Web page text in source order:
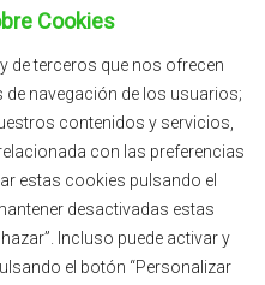
Cookies
de terceros que nos ofrecen
navegación de los usuarios;
contenidos y servicios,
con las preferencias
estas cookies pulsando el
desactivadas estas
Incluso puede activar y
el botón “Personalizar